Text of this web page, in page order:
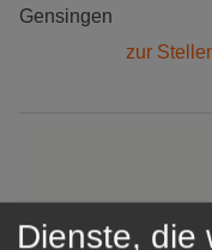
Gensingen
zur
Dienste, die